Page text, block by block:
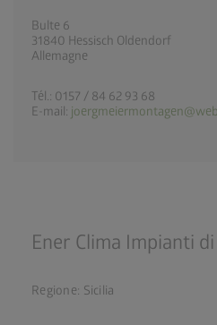
Bulte 6
31840 Hessisch Oldendorf
Allemagne
Tél.: 0157 / 84 62 93 68
E-mail:
Ener Clima Impianti
Regione: Sicilia